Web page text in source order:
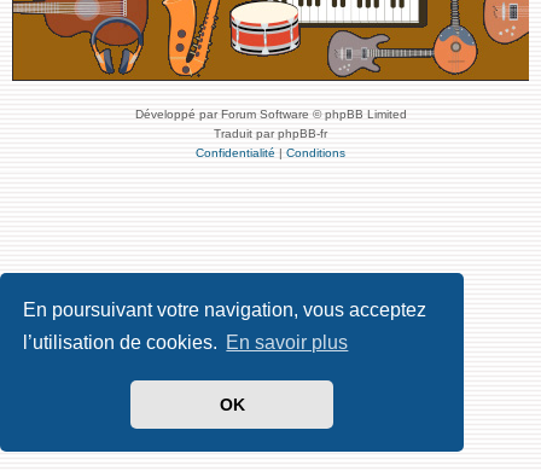
En poursuivant votre navigation, vous acceptez
l’utilisation de cookies. En savoir plus
OK
Développé par Forum Software © phpBB Limited
Traduit par phpBB-fr
Confidentialité | Conditions